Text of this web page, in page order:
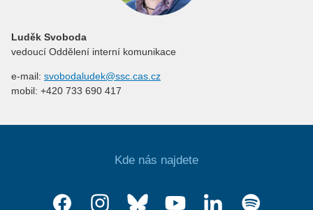
Luděk Svoboda
vedoucí Oddělení interní komunikace
e-mail: svobodaludek@ssc.cas.cz
mobil: +420 733 690 417
Kde nás najdete